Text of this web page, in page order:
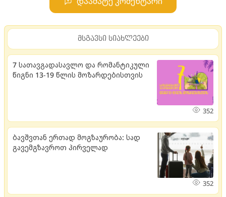
მსგავსი სიახლეები
7 სათავგადასავლო და რომანტიკული
წიგნი 13-19 წლის მოზარდებისთვის
352
ბავშვთან ერთად მოგზაურობა: სად
გავემგზავროთ პირველად
352